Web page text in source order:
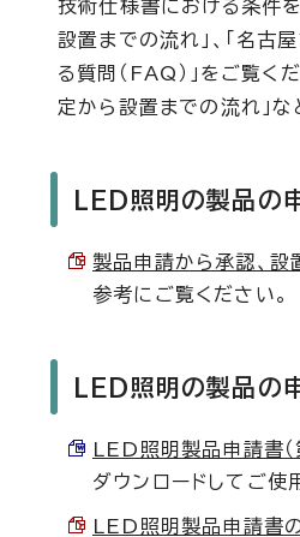
技術仕様書における条件
設置までの流れ」、「名古
る質問（FAQ）」をご覧
定から設置までの流れ」
LED照明の製品の
製品申請から承認、
参考にご覧ください。
LED照明の製品の
LED照明製品申請書
ダウンロードしてご使
LED照明製品申請書